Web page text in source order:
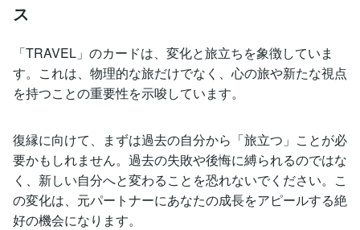
ス
「TRAVEL」のカードは、変化と旅立ちを象徴していま
す。これは、物理的な旅だけでなく、心の旅や新たな視点
を持つことの重要性を示唆しています。
復縁に向けて、まずは過去の自分から「旅立つ」ことが必
要かもしれません。過去の失敗や後悔に縛られるのではな
く、新しい自分へと変わることを恐れないでください。こ
の変化は、元パートナーにあなたの成長をアピールする絶
好の機会になります。